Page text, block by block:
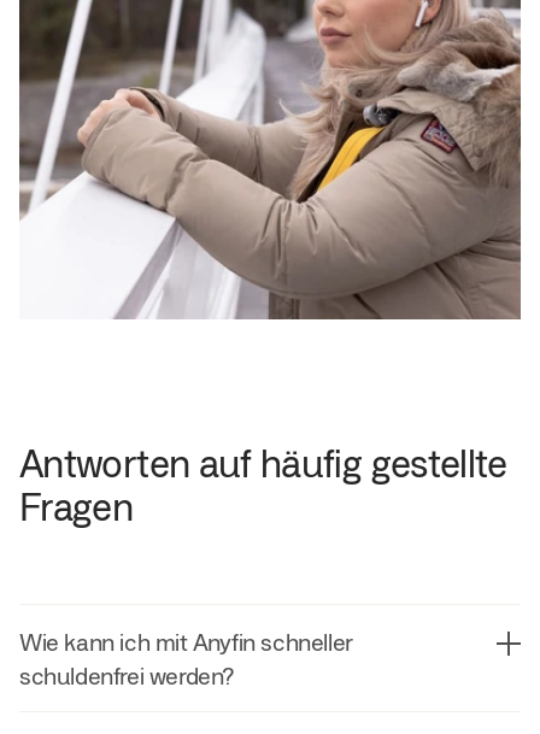
Antworten auf häufig gestellte
Fragen
Wie kann ich mit Anyfin schneller
schuldenfrei werden?